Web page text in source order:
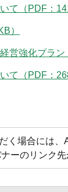
て（PDF：
）
営強化プラ
て（PDF：
く場合には
ーのリンク